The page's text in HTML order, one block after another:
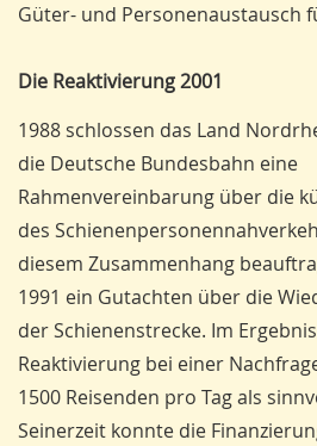
Güter- und Personenaustausch
Die Reaktivierung 2001
1988 schlossen das Land
die Deutsche Bundesbahn eine
Rahmenvereinbarung über die
des
diesem Zusammenhang
1991 ein Gutachten über die
der Schienenstrecke. Im
Reaktivierung bei einer
1500 Reisenden pro Tag als
Seinerzeit konnte die